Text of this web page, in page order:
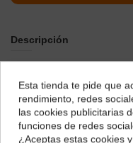
Descripción
Marca MI
Material Vidrio templado,
Peso 1 Kilogramos
Dimensiones del
¿Dónde
Selecciona tu
impuestos
Esta tienda te pide que
rendimiento, redes
las cookies publicitarias
funciones de redes
¿Aceptas estas cookies